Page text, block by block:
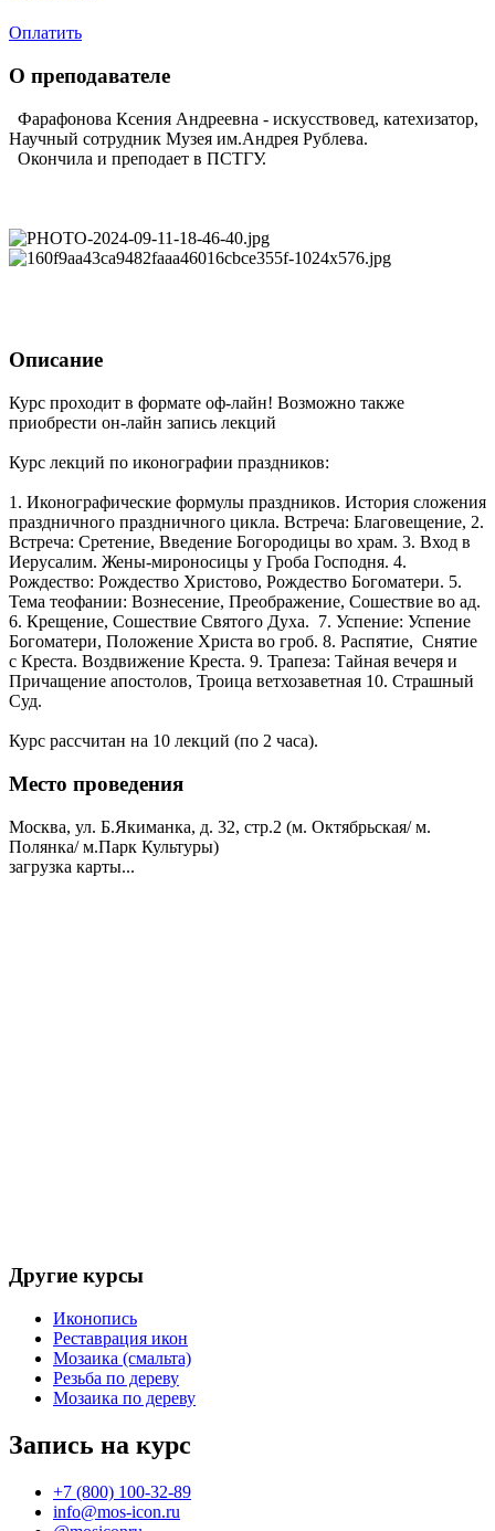
Оплатить
О преподавателе
Фарафонова Ксения Андреевна - искусствовед, катехизатор,
Научный сотрудник Музея им.Андрея Рублева.
Окончила и преподает в ПСТГУ.
Описание
Курс проходит в формате оф-лайн! Возможно также
приобрести он-лайн запись лекций
Курс лекций по иконографии праздников:
1. Иконографические формулы праздников. История сложения
праздничного праздничного цикла. Встреча: Благовещение, 2.
Встреча: Сретение, Введение Богородицы во храм. 3. Вход в
Иерусалим. Жены-мироносицы у Гроба Господня. 4.
Рождество: Рождество Христово, Рождество Богоматери. 5.
Тема теофании: Вознесение, Преображение, Сошествие во ад.
6. Крещение, Сошествие Святого Духа. 7. Успение: Успение
Богоматери, Положение Христа во гроб. 8. Распятие, Снятие
с Креста. Воздвижение Креста. 9. Трапеза: Тайная вечеря и
Причащение апостолов, Троица ветхозаветная 10. Страшный
Суд.
Курс рассчитан на 10 лекций (по 2 часа).
Место проведения
Москва, ул. Б.Якиманка, д. 32, стр.2 (м. Октябрьская/ м.
Полянка/ м.Парк Культуры)
загрузка карты...
Другие курсы
Иконопись
Реставрация икон
Мозаика (смальта)
Резьба по дереву
Мозаика по дереву
Запись на курс
+7 (800) 100-32-89
info@mos-icon.ru